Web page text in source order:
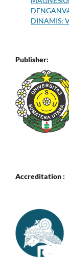
DINAMIS:
Publisher:
Accreditation :